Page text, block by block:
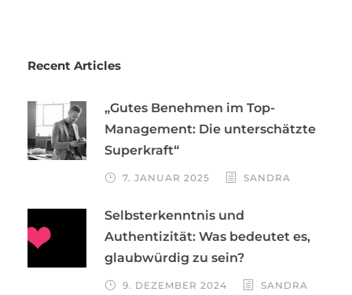
Recent Articles
„Gutes Benehmen im Top-
Management: Die unterschätzte
Superkraft“
7. JANUAR 2025 SANDRA
Selbsterkenntnis und
Authentizität: Was bedeutet es,
glaubwürdig zu sein?
9. DEZEMBER 2024 SANDRA